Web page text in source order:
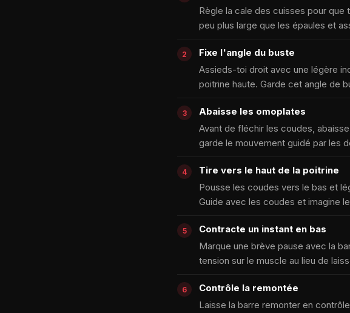
Règle la cale des cuisses pour que
peu plus large que les épaules et
Fixe l'angle du buste
Assieds-toi droit avec une légère
poitrine haute. Garde cet angle de
Abaisse les omoplates
Avant de fléchir les coudes,
garde le mouvement guidé par les
Tire vers le haut de la poitrine
Pousse les coudes vers le bas et
Guide avec les coudes et imagine
Contracte un instant en bas
Marque une brève pause avec la
tension sur le muscle au lieu de
Contrôle la remontée
Laisse la barre remonter en